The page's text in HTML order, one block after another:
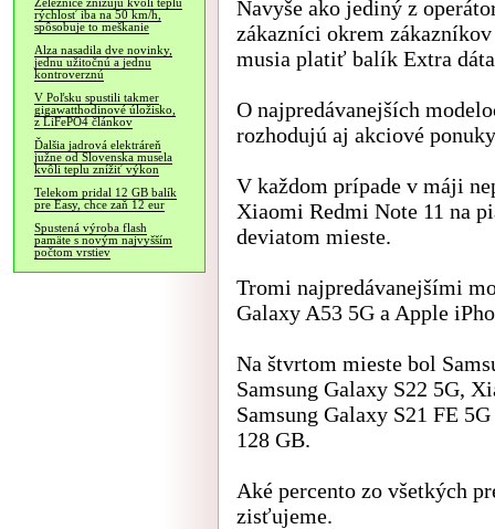
Železnice znižujú kvôli teplu
rýchlosť iba na 50 km/h,
spôsobuje to meškanie
Alza nasadila dve novinky,
jednu užitočnú a jednu
kontroverznú
V Poľsku spustili takmer
gigawatthodinové úložisko,
z LiFePO4 článkov
Ďalšia jadrová elektráreň
južne od Slovenska musela
kvôli teplu znížiť výkon
Telekom pridal 12 GB balík
pre Easy, chce zaň 12 eur
Spustená výroba flash
pamäte s novým najvyšším
počtom vrstiev
Navyše ako jediný z
zákazníci okrem
musia platiť balík Extra
O najpredávanejších
rozhodujú aj akciové
V každom prípade v máji
Xiaomi Redmi Note 11 na
deviatom mieste.
Tromi najpredávanejšími
Galaxy A53 5G a Apple
Na štvrtom mieste bol
Samsung Galaxy S22 5G,
Samsung Galaxy S21 FE
128 GB.
Aké percento zo všetkých
zisťujeme.